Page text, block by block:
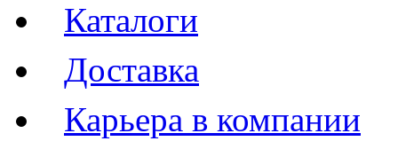
Каталоги
Доставка
Карьера в компании